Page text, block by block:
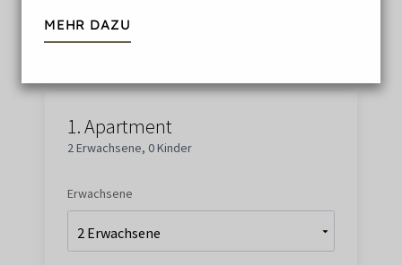
MEHR DAZU
1.Apartment
2 Erwachsene, 0 Kinder
Erwachsene